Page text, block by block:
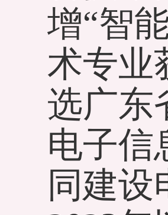
增“智
术专业
选广东
电子信
同建